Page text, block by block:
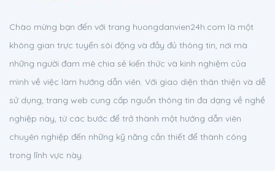
Chào mừng bạn đến với trang huongdanvien24h.com là một
không gian trực tuyến sôi động và đầy đủ thông tin, nơi mà
những người đam mê chia sẻ kiến thức và kinh nghiệm của
mình về việc làm hướng dẫn viên. Với giao diện thân thiện và dễ
sử dụng, trang web cung cấp nguồn thông tin đa dạng về nghề
nghiệp này, từ các bước để trở thành một hướng dẫn viên
chuyên nghiệp đến những kỹ năng cần thiết để thành công
trong lĩnh vực này.